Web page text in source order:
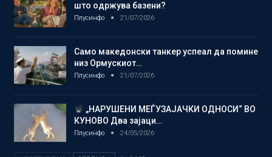
што одржува базени?
Плусинфо 21/07/2026
Само македонски танкер успеал да помине
низ Ормускиот…
Плусинфо 21/07/2026
„НАРУШЕНИ МЕЃУЗАЈАЧКИ ОДНОСИ“ ВО
КУНОВО Два зајаци…
Плусинфо 24/05/2026